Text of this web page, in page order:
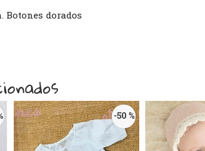
Botones dorados
-50 %